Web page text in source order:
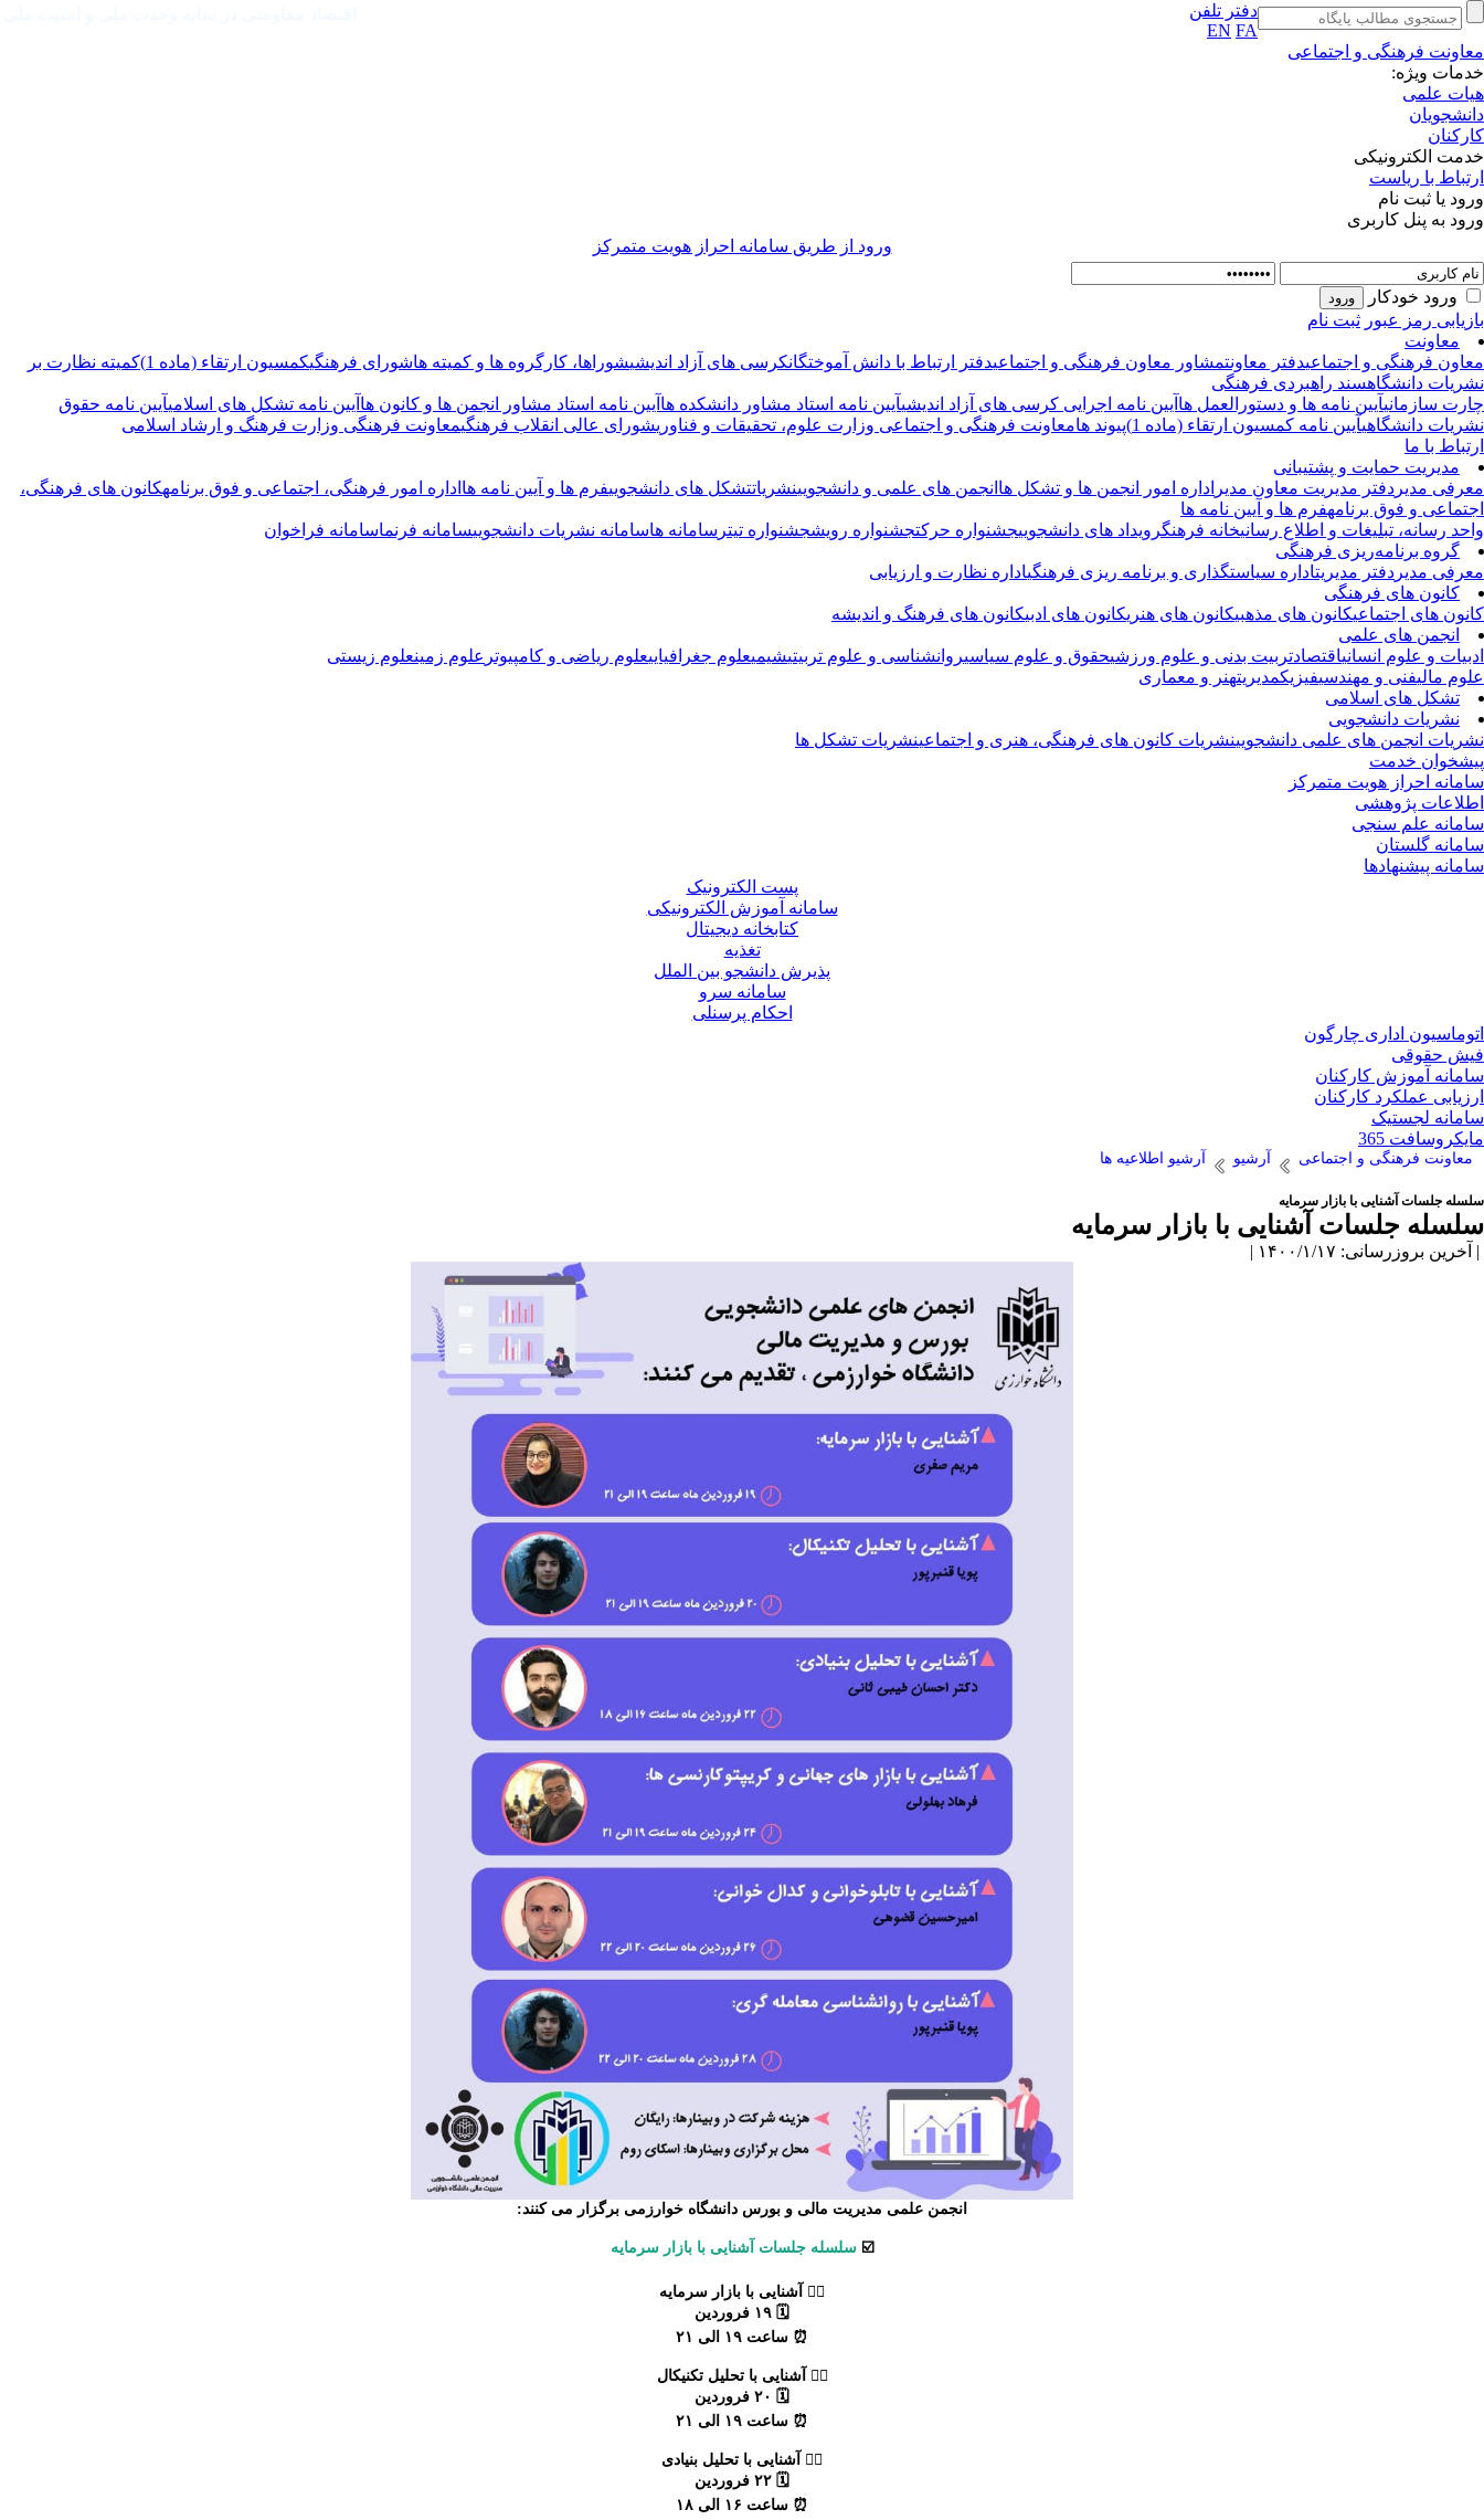
دفتر تلفن
EN FA
معاونت فرهنگی و اجتماعی
خدمات ویژه:
هیات علمی
دانشجویان
کارکنان
خدمت الکترونیکی
ارتباط با ریاست
ورود یا ثبت نام
ورود به پنل کاربری
ورود از طريق سامانه احراز هويت متمركز
ورود خودکار
بازیابی رمز عبور ثبت نام
معاونت
معاون فرهنگی و اجتماعیدفتر معاونتمشاور معاون فرهنگی و اجتماعیدفتر ارتباط با دانش آموختگانکرسی های آزاد اندیشیشوراها، کارگروه ها و کمیته هاشورای فرهنگیکمسیون ارتقاء (ماده 1)
کمیته نظارت بر
نشریات دانشگاهسند راهبردی فرهنگی
چارت سازمانیآیین نامه ها و دستورالعمل ها آیین نامه اجرایی کرسی های آزاد اندیشیآیین نامه استاد مشاور دانشکده ها آیین نامه استاد مشاور انجمن ها و کانون ها آیین نامه تشکل های اسلامیآیین نامه حقوق
نشریات دانشگاهیآیین نامه کمسیون ارتقاء (ماده 1) پیوند هامعاونت فرهنگی و اجتماعی وزارت علوم، تحقیقات و فناوریشورای عالی انقلاب فرهنگیمعاونت فرهنگی وزارت فرهنگ و ارشاد اسلامی
ارتباط با ما
مدیریت حمایت و پشتیبانی
معرفی مدیر دفتر مدیریت معاون مدیر اداره امور انجمن ها و تشکل ها انجمن های علمی و دانشجویینشریاتتشکل های دانشجوییفرم ها و آیین نامه ها اداره امور فرهنگی، اجتماعی و فوق برنامهکانون های فرهنگی،
اجتماعی و فوق برنامهفرم ها و آیین نامه ها
واحد رسانه، تبلیغات و اطلاع رسانیخانه فرهنگرویداد های دانشجوییجشنواره حرکتجشنواره رویشجشنواره تیتر سامانه هاسامانه نشریات دانشجوییسامانه فرنماسامانه فراخوان
گروه برنامه‌ریزی فرهنگی
معرفی مدیر دفتر مدیریتاداره سیاستگذاری و برنامه ریزی فرهنگیاداره نظارت و ارزیابی
کانون های فرهنگی
کانون های اجتماعیکانون های مذهبیکانون های هنریکانون های ادبیکانون های فرهنگ و اندیشه
انجمن های علمی
ادبیات و علوم انسانیاقتصادتربیت بدنی و علوم ورزشیحقوق و علوم سیاسیروانشناسی و علوم تربیتیشیمیعلوم جغرافیاییعلوم ریاضی و کامپیوتر علوم زمینعلوم زیستی
علوم مالیفنی و مهندسیفیزیکمدیریتهنر و معماری
تشکل های اسلامی
نشریات دانشجویی
نشریات انجمن های علمی دانشجویینشریات کانون های فرهنگی، هنری و اجتماعینشریات تشکل ها
پیشخوان خدمت
سامانه احراز هویت متمرکز
اطلاعات پژوهشی
سامانه علم سنجی
سامانه گلستان
سامانه پیشنهادها
پست الکترونیک
سامانه آموزش الکترونیکی
کتابخانه دیجیتال
تغذیه
پذیرش دانشجو بین الملل
سامانه سرو
احکام پرسنلی
اتوماسیون اداری چارگون
فیش حقوقی
سامانه آموزش کارکنان
ارزیابی عملکرد کارکنان
سامانه لجستیک
مایکروسافت 365
معاونت فرهنگی و اجتماعی آرشیو آرشیو اطلاعیه ها
سلسله جلسات آشنایی با بازار سرمایه
سلسله جلسات آشنایی با بازار سرمایه
| آخرین بروزرسانی: ۱۴۰۰/۱/۱۷ |
انجمن علمی مدیریت مالی و بورس دانشگاه خوارزمی برگزار می کنند:
☑️سلسله جلسات آشنایی با بازار سرمایه
۱⃣ آشنایی با بازار سرمایه
🗓 ۱۹ فروردین
⏰ ساعت ۱۹ الی ۲۱
۲⃣ آشنایی با تحلیل تکنیکال
🗓 ۲۰ فروردین
⏰ ساعت ۱۹ الی ۲۱
۳⃣ آشنایی با تحلیل بنیادی
🗓 ۲۲ فروردین
⏰ ساعت ۱۶ الی ۱۸